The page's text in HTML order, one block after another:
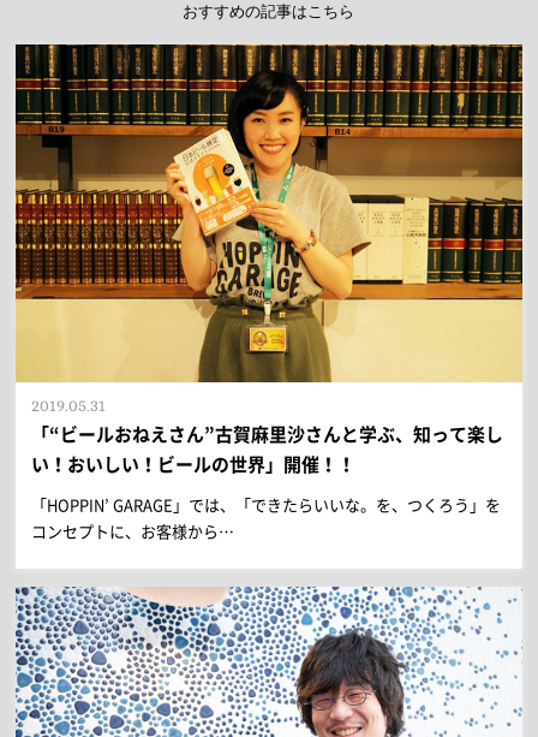
おすすめの記事はこちら
「“ビールおねえさん”古賀麻里沙さんと学ぶ、知って楽し
い！おいしい！ビールの世界」開催！！
2019.05.31
「HOPPIN’ GARAGE」では、「できたらいいな。を、つくろう」を
コンセプトに、お客様から…